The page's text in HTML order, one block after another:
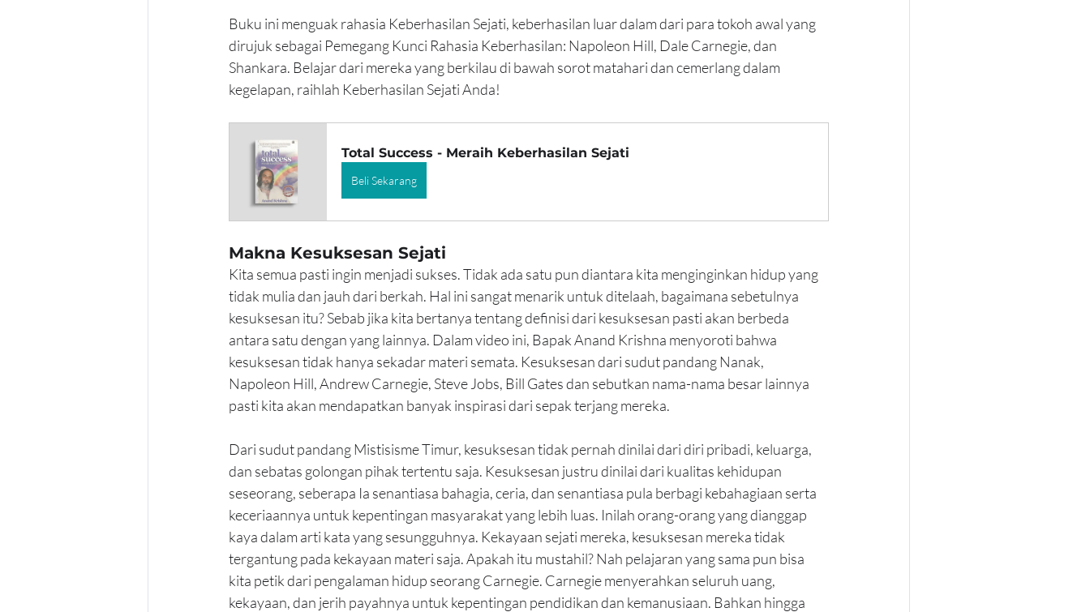
Buku ini menguak rahasia Keberhasilan Sejati, keberhasilan luar dalam dari para tokoh awal yang
dirujuk sebagai Pemegang Kunci Rahasia Keberhasilan: Napoleon Hill, Dale Carnegie, dan
Shankara. Belajar dari mereka yang berkilau di bawah sorot matahari dan cemerlang dalam
kegelapan, raihlah Keberhasilan Sejati Anda!
Total Success - Meraih Keberhasilan Sejati
Beli Sekarang
Makna Kesuksesan Sejati
Kita semua pasti ingin menjadi sukses. Tidak ada satu pun diantara kita menginginkan hidup yang
tidak mulia dan jauh dari berkah. Hal ini sangat menarik untuk ditelaah, bagaimana sebetulnya
kesuksesan itu? Sebab jika kita bertanya tentang definisi dari kesuksesan pasti akan berbeda
antara satu dengan yang lainnya. Dalam video ini, Bapak Anand Krishna menyoroti bahwa
kesuksesan tidak hanya sekadar materi semata. Kesuksesan dari sudut pandang Nanak,
Napoleon Hill, Andrew Carnegie, Steve Jobs, Bill Gates dan sebutkan nama-nama besar lainnya
pasti kita akan mendapatkan banyak inspirasi dari sepak terjang mereka.
Dari sudut pandang Mistisisme Timur, kesuksesan tidak pernah dinilai dari diri pribadi, keluarga,
dan sebatas golongan pihak tertentu saja. Kesuksesan justru dinilai dari kualitas kehidupan
seseorang, seberapa Ia senantiasa bahagia, ceria, dan senantiasa pula berbagi kebahagiaan serta
keceriaannya untuk kepentingan masyarakat yang lebih luas. Inilah orang-orang yang dianggap
kaya dalam arti kata yang sesungguhnya. Kekayaan sejati mereka, kesuksesan mereka tidak
tergantung pada kekayaan materi saja. Apakah itu mustahil? Nah pelajaran yang sama pun bisa
kita petik dari pengalaman hidup seorang Carnegie. Carnegie menyerahkan seluruh uang,
kekayaan, dan jerih payahnya untuk kepentingan pendidikan dan kemanusiaan. Bahkan hingga